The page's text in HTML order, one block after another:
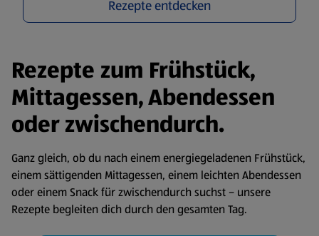
Rezepte entdecken
Rezepte zum Frühstück,
Mittagessen, Abendessen
oder zwischendurch.
Ganz gleich, ob du nach einem energiegeladenen Frühstück,
einem sättigenden Mittagessen, einem leichten Abendessen
oder einem Snack für zwischendurch suchst – unsere
Rezepte begleiten dich durch den gesamten Tag.